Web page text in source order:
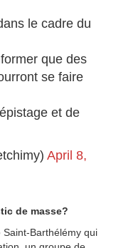
le cadre du
que des
se faire
et de
April 8,
de masse?
Saint-Barthélémy qui